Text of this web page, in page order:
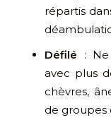
répartis
Défilé :
avec plus
chèvres,
de groupes